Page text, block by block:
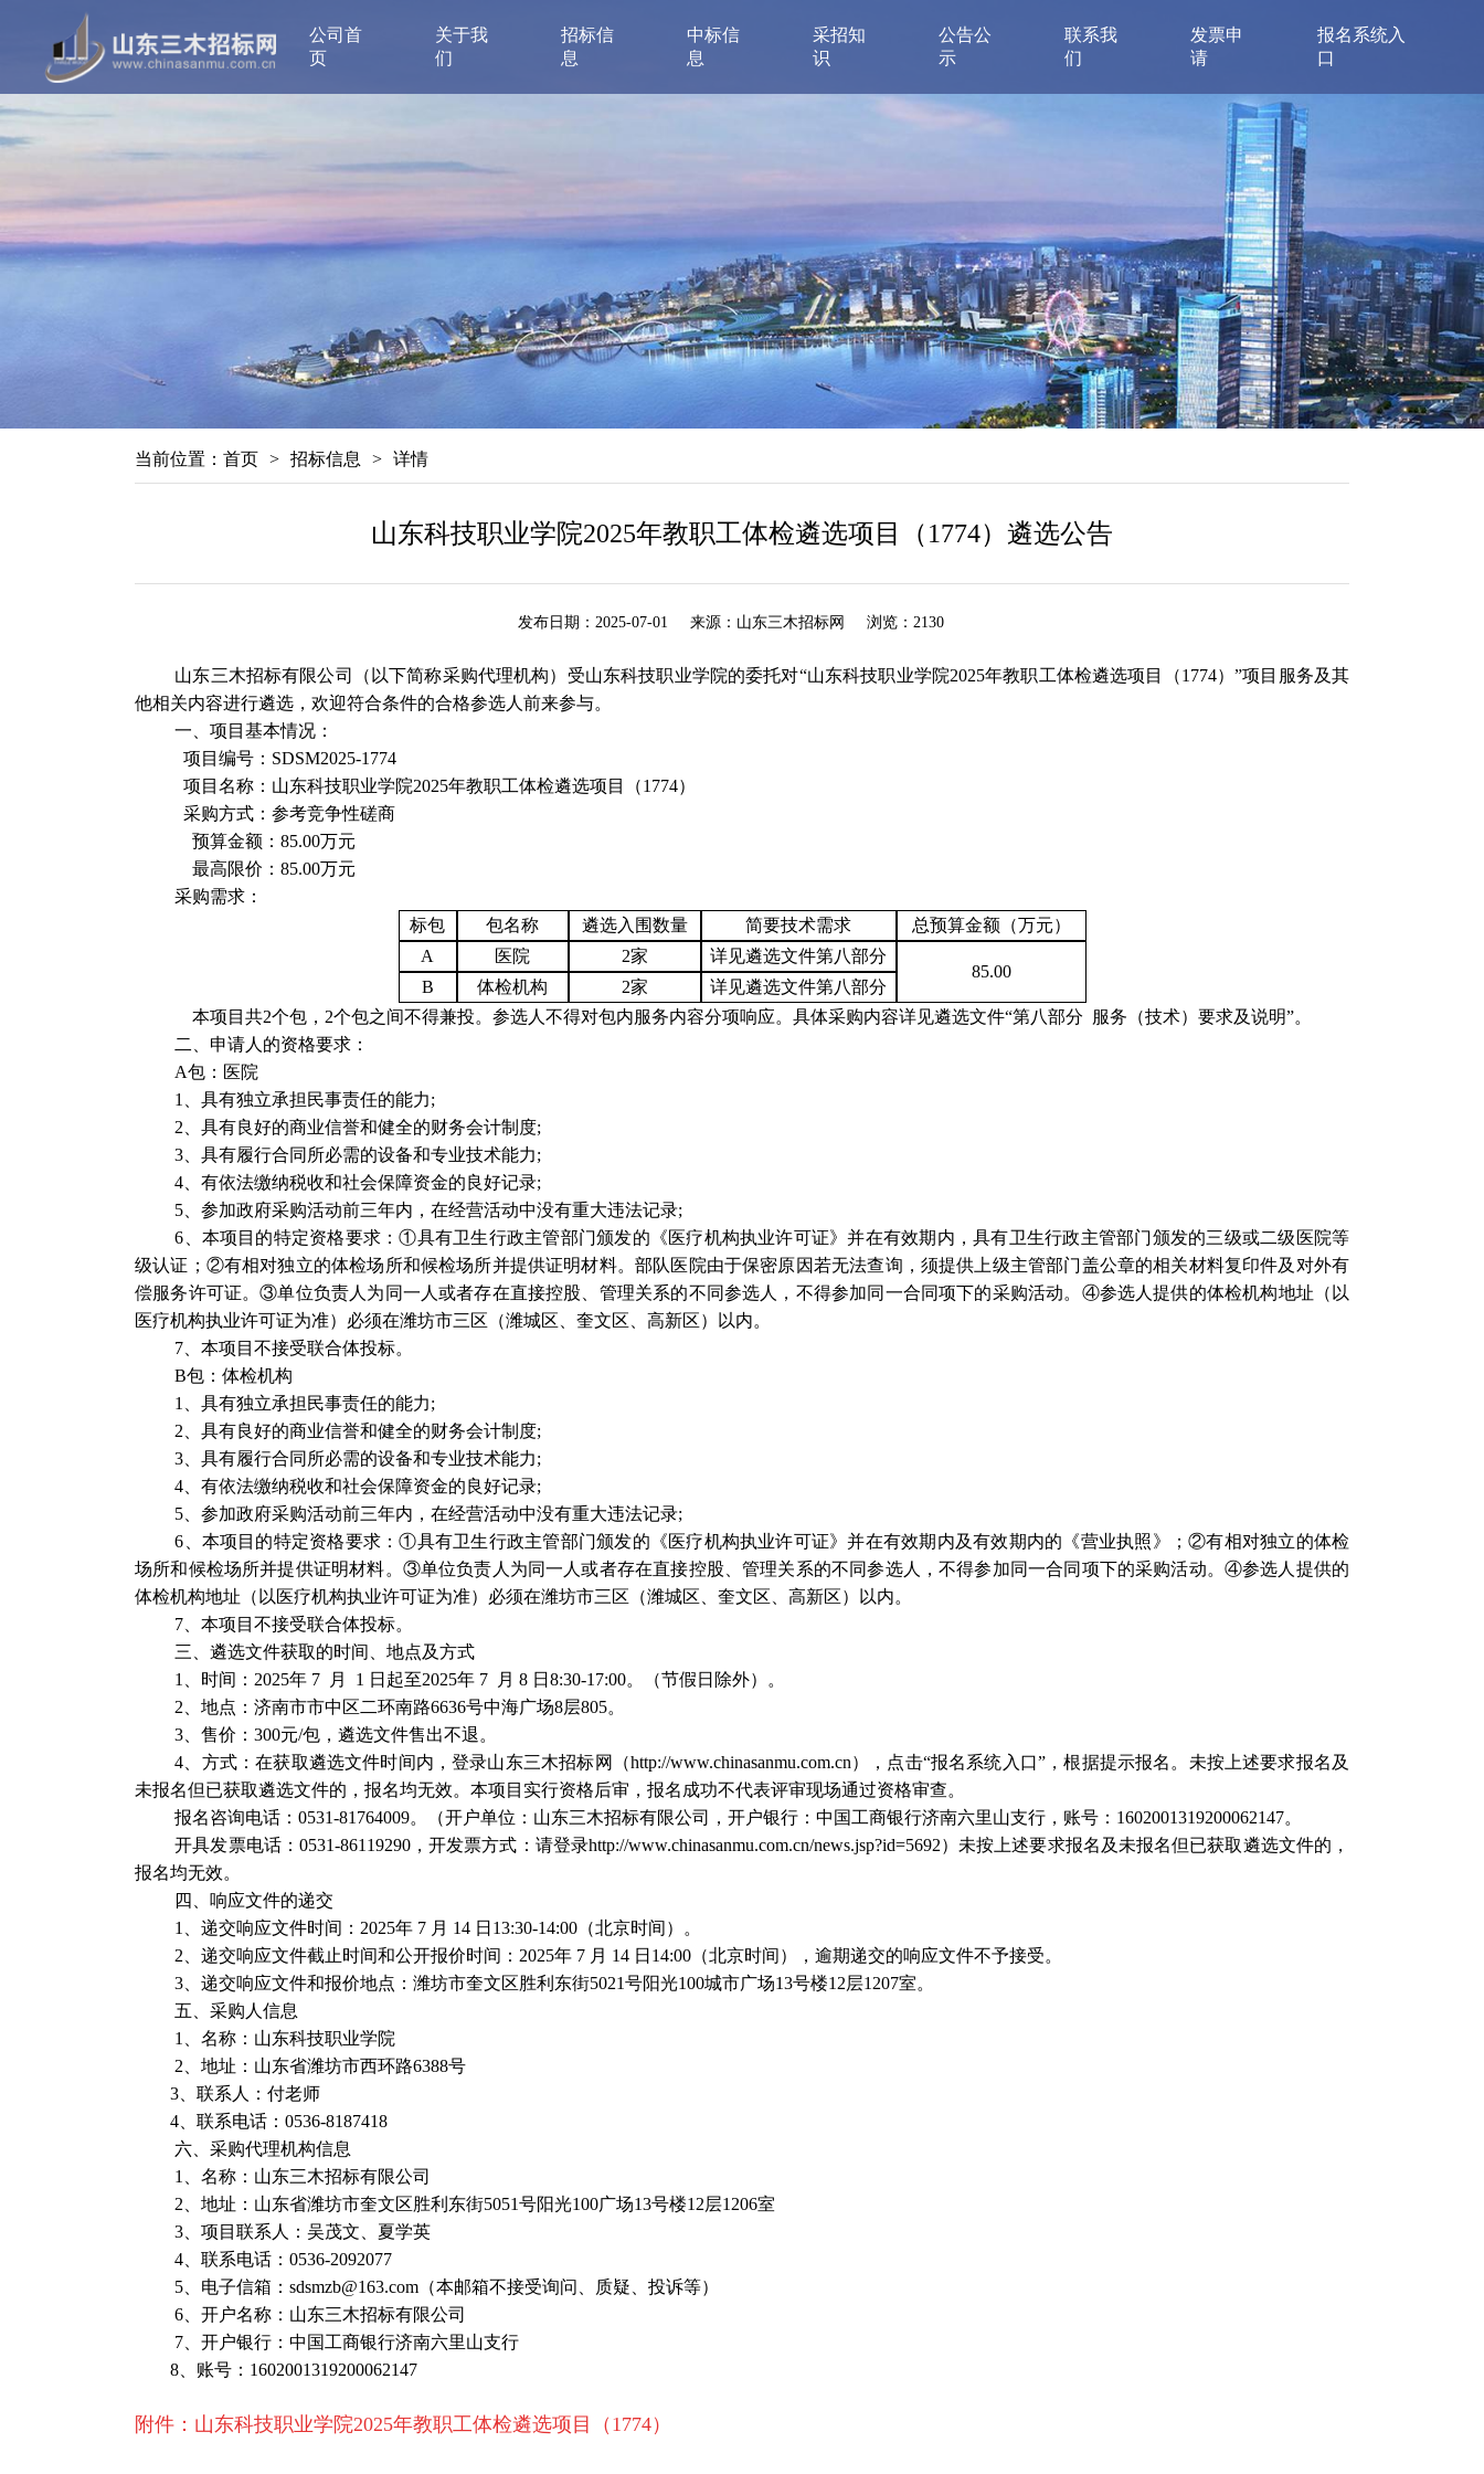
公司首
页
关于我
们
招标信
息
中标信
息
采招知
识
公告公
示
联系我
们
发票申
请
报名系统入
口
当前位置： 首页 > 招标信息 > 详情
山东科技职业学院2025年教职工体检遴选项目（1774）遴选公告
发布日期： 2025-07-01 来源： 山东三木招标网 浏览： 2130
山东三木招标有限公司（以下简称采购代理机构）受山东科技职业学院的委托对“山东科技职业学院2025年教职工体检遴选项目（1774）”项目服务及其
他相关内容进行遴选，欢迎符合条件的合格参选人前来参与。
一、项目基本情况：
项目编号： SDSM2025-1774
项目名称： 山东科技职业学院2025年教职工体检遴选项目（1774）
采购方式：参考竞争性磋商
预算金额：85.00万元
最高限价：85.00万元
采购需求：
标包
包名称 遴选入围数量 简要技术需求 总预算金额（万元）
A
医院 2家 详见遴选文件第八部分
85.00
B
体检机构 2家 详见遴选文件第八部分
本项目共2个包，2个包之间不得兼投。参选人不得对包内服务内容分项响应。具体采购内容详见遴选文件“第八部分 服务（技术）要求及说明”。
二、申请人的资格要求：
A包：医院
1、具有独立承担民事责任的能力;
2、具有良好的商业信誉和健全的财务会计制度;
3、具有履行合同所必需的设备和专业技术能力;
4、有依法缴纳税收和社会保障资金的良好记录;
5、参加政府采购活动前三年内，在经营活动中没有重大违法记录;
6、本项目的特定资格要求：①具有卫生行政主管部门颁发的《医疗机构执业许可证》并在有效期内，具有卫生行政主管部门颁发的三级或二级 医院等
级认证； ②有相对独立的体检场所和候检场所并提供证明材料。部队医院由于保密原因若无法查询，须提供上级主管部门盖公章的相关材料复印件及对外有
偿服务许可证。③单位负责人为同一人或者存在直接控股、管理关系的不同参选人 ，不得参加同一合同项下的采购活动。 ④参选人提供的体检机构地址（以
医疗机构执业许可证为准）必须在潍坊市三区（潍城区、奎文区、高新区）以内。
7、本项目不接受联合体投标。
B包：体检机构
1、具有独立承担民事责任的能力;
2、具有良好的商业信誉和健全的财务会计制度;
3、具有履行合同所必需的设备和专业技术能力;
4、有依法缴纳税收和社会保障资金的良好记录;
5、参加政府采购活动前三年内，在经营活动中没有重大违法记录;
6、本项目的特定资格要求：①具有卫生行政主管部门颁发的《医疗机构执业许可证》并在有效期内及有效期内的《营业执照》
； ②有相对独立的体检
场所和候检场所并提供证明材料。 ③单位负责人为同一人或者存在直接控股、管理关系的不同参选人 ，不得参加同一合同项下的采购活动。 ④参选人提供的
体检机构地址（以医疗机构执业许可证为准）必须在潍坊市三区（潍城区、奎文区、高新区）以内。
7、本项目不接受联合体投标。
三、遴选文件获取的时间、地点及方式
1、时间：2025年 7
月 1 日起至2025年 7 月 8 日8:30-17:00。（节假日除外）。
2、地点：济南市市中区二环南路6636号中海广场8层805。
3、售价：300元/包，遴选文件售出不退。
4、方式：在获取遴选文件时间内，登录山东三木招标网（http://www.chinasanmu.com.cn），点击“报名系统入口”，根据提示报名。未按上述要求报名及
未报名但已获取遴选文件的，报名均无效。本项目实行资格后审，报名成功不代表评审现场通过资格审查。
报名咨询电话：0531-81764009。（开户单位：山东三木招标有限公司，开户银行：中国工商银行济南六里山支行，账号：1602001319200062147。
开具发票电话： 0531-86119290，开发票方式：请登录http://www.chinasanmu.com.cn/news.jsp?id=5692）未按上述要求报名及未报名但已获取遴选文件的，
报名均无效。
四、响应文件的递交
1、递交响应文件时间：2025年 7 月 14 日13:30-14:00（北京时间）。
2、递交响应文件截止时间和公开报价时间：2025年 7 月 14 日14:00（北京时间），逾期递交的响应文件不予接受。
3、递交响应文件和报价地点：潍坊市奎文区胜利东街5021号阳光100城市广场13号楼12层1207室。
五 、采购人信息
1、名称： 山东科技职业学院
2、地址： 山东省潍坊市西环路6388号
3、联系人：付老师
4、联系电话：0536-8187418
六 、采购代理机构信息
1、名称：山东三木招标有限公司
2、地址：山东省潍坊市奎文区胜利东街5051号阳光100广场13号楼12层1206室
3、项目联系人：吴茂文、夏学英
4、联系电话：0536-2092077
5、电子信箱：sdsmzb@163.com（本邮箱不接受询问、质疑、投诉等）
6、开户名称：山东三木招标有限公司
7、开户银行：中国工商银行济南六里山支行
8、账号：1602001319200062147
附件： 山东科技职业学院2025年教职工体检遴选项目（1774）